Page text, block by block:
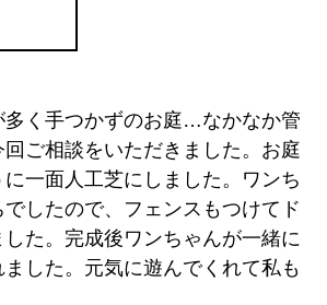
多く手つかずのお庭…なかなか管
ご相談をいただきました。お庭
一面人工芝にしました。ワンち
したので、フェンスもつけてド
した。完成後ワンちゃんが一緒に
した。元気に遊んでくれて私も